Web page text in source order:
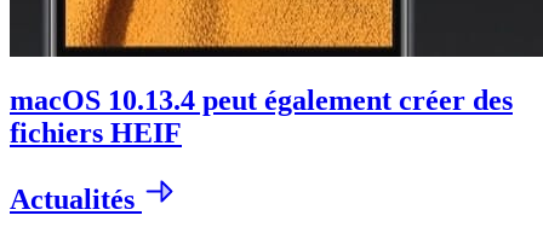
macOS 10.13.4 peut également créer des
fichiers HEIF
Actualités